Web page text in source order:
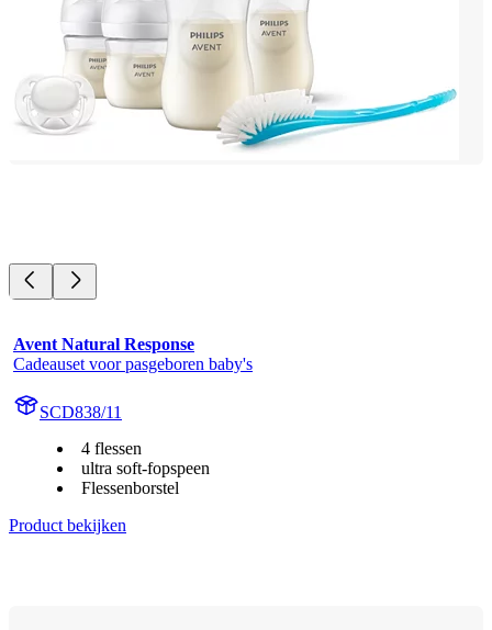
Avent Natural Response
Cadeauset voor pasgeboren baby's
SCD838/11
4 flessen
ultra soft-fopspeen
Flessenborstel
Product bekijken